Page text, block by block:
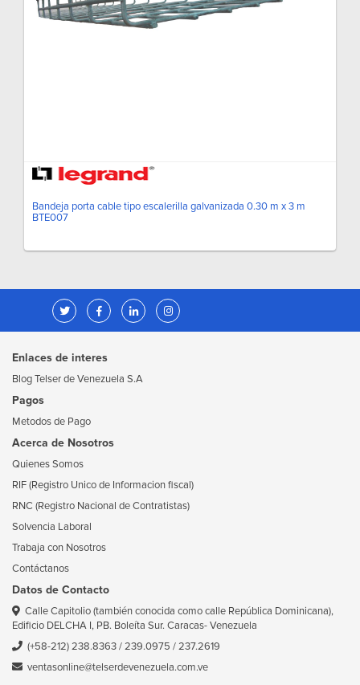
Bandeja porta cable tipo escalerilla galvanizada 0.30 m x 3 m
BTE007
Enlaces de interes
Blog Telser de Venezuela S.A
Pagos
Metodos de Pago
Acerca de Nosotros
Quienes Somos
RIF (Registro Unico de Informacion fiscal)
RNC (Registro Nacional de Contratistas)
Solvencia Laboral
Trabaja con Nosotros
Contáctanos
Datos de Contacto
Calle Capitolio (también conocida como calle República Dominicana),
Edificio DELCHA I, PB. Boleíta Sur. Caracas- Venezuela
(+58-212) 238.8363/239.0975 /237.2619
ventasonline@telserdevenezuela.com.ve